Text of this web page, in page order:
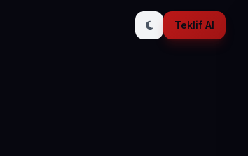
Teklif Al